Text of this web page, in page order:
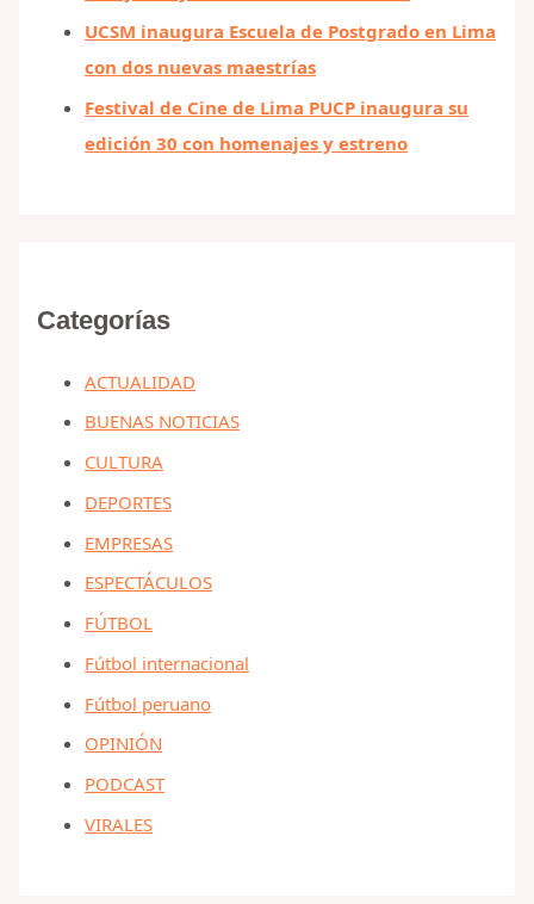
UCSM inaugura Escuela de Postgrado en Lima
con dos nuevas maestrías
Festival de Cine de Lima PUCP inaugura su
edición 30 con homenajes y estreno
Categorías
ACTUALIDAD
BUENAS NOTICIAS
CULTURA
DEPORTES
EMPRESAS
ESPECTÁCULOS
FÚTBOL
Fútbol internacional
Fútbol peruano
OPINIÓN
PODCAST
VIRALES